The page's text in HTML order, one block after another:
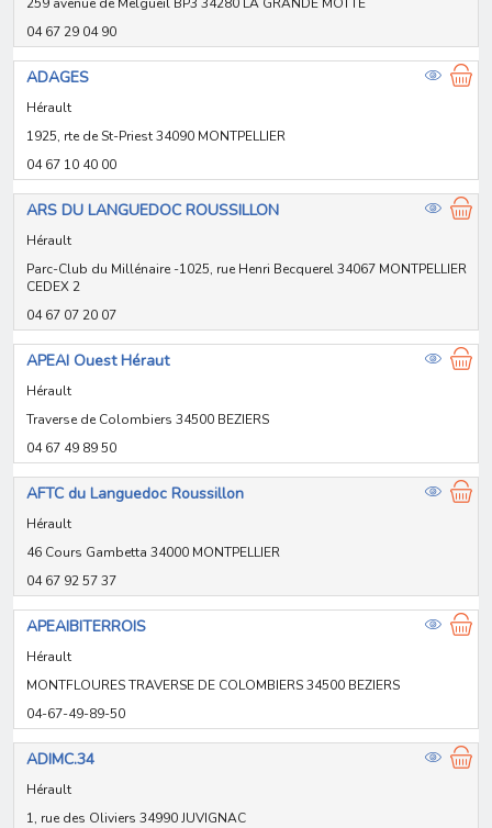
04 67 29 04 90
ADAGES
Hérault
1925, rte de St-Priest 34090 MONTPELLIER
04 67 10 40 00
ARS DU LANGUEDOC ROUSSILLON
Hérault
Parc-Club du Millénaire -1025, rue Henri Becquerel 34067 MONTPELLIER
CEDEX 2
04 67 07 20 07
APEAI Ouest Héraut
Hérault
Traverse de Colombiers 34500 BEZIERS
04 67 49 89 50
AFTC du Languedoc Roussillon
Hérault
46 Cours Gambetta 34000 MONTPELLIER
04 67 92 57 37
APEAIBITERROIS
Hérault
MONTFLOURES TRAVERSE DE COLOMBIERS 34500 BEZIERS
04-67-49-89-50
ADIMC.34
Hérault
1, rue des Oliviers 34990 JUVIGNAC